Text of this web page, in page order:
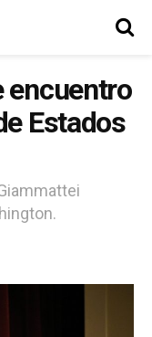
encuentro
Estados